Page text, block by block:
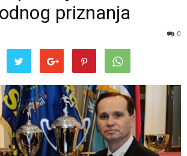
priznanja
0